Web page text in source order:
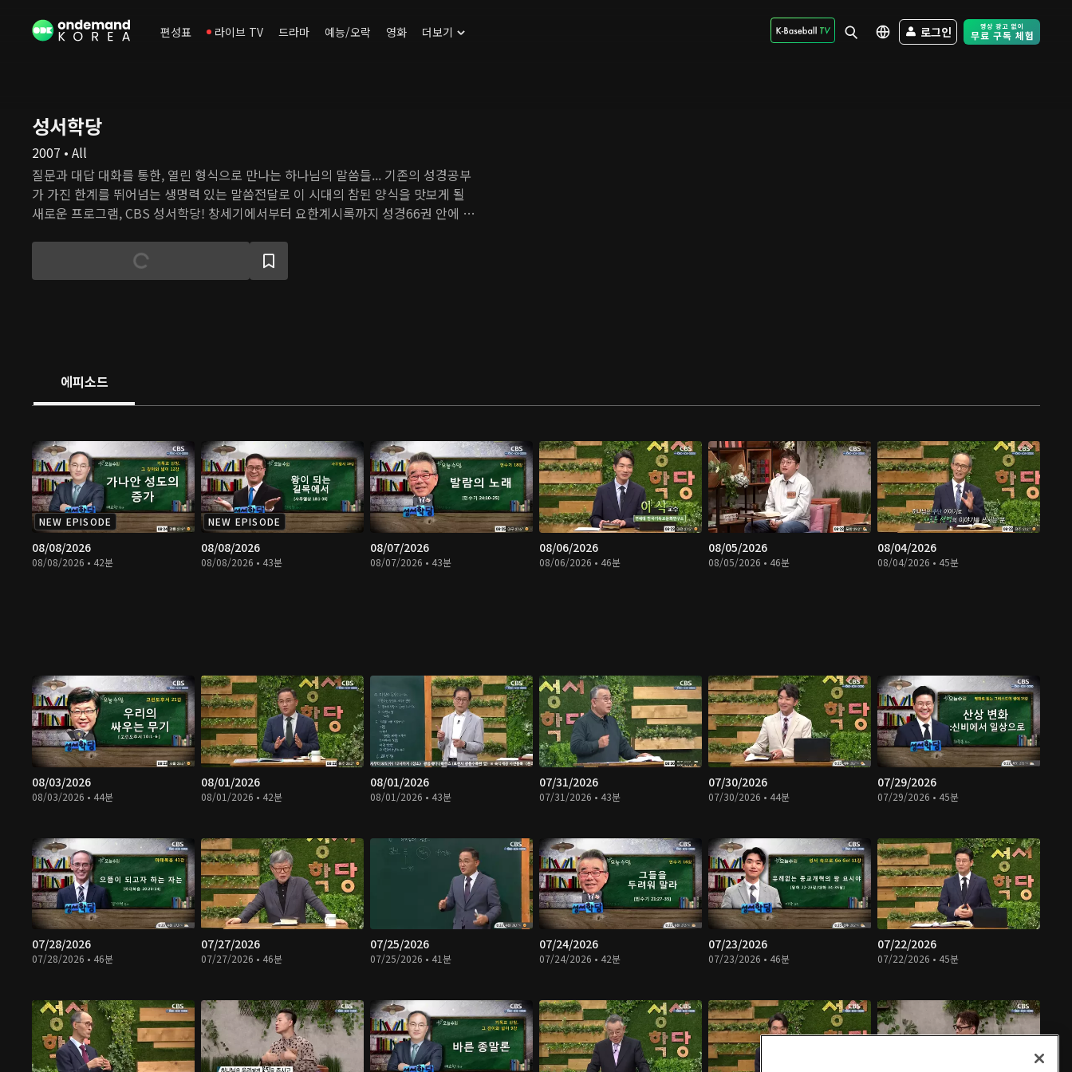
편성표 라이브 TV 드라마 예능/오락 영화 더보기 로그인 Free Trial -
성서학당
2007 • All
질문과 대답 대화를 통한, 열린 형식으로 만나는 하나님의 말씀들... 기존의 성경공부
가 가진 한계를 뛰어넘는 생명력 있는 말씀전달로 이 시대의 참된 양식을 맛보게 될
새로운 프로그램, CBS 성서학당! 창세기에서부터 요한계시록까지 성경66권 안에 숨
리가 알기 쉽게 풀어 이야기를 듣고 질문을 던지는 가운데 하나님을 가까이 만나는 경
험과 나의 소명을 발견하는 시간이 될 CBS 성서학당!
에피소드
NEW EPISODE
08/08/2026
08/08/2026 • 42분
NEW EPISODE
08/08/2026
08/08/2026 • 43분
08/07/2026
08/07/2026 • 43분
08/06/2026
08/06/2026 • 46분
08/05/2026
08/05/2026 • 46분
08/04/2026
08/04/2026 • 45분
08/03/2026
08/03/2026 • 44분
08/01/2026
08/01/2026 • 42분
08/01/2026
08/01/2026 • 43분
07/31/2026
07/31/2026 • 43분
07/30/2026
07/30/2026 • 44분
07/29/2026
07/29/2026 • 45분
07/28/2026
07/28/2026 • 46분
07/27/2026
07/27/2026 • 46분
07/25/2026
07/25/2026 • 41분
07/24/2026
07/24/2026 • 42분
07/23/2026
07/23/2026 • 46분
07/22/2026
07/22/2026 • 45분